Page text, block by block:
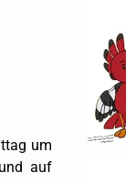
um
auf